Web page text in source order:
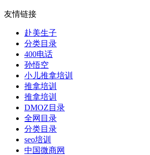
友情链接
赴美生子
分类目录
400电话
孙悟空
小儿推拿培训
推拿培训
推拿培训
DMOZ目录
全网目录
分类目录
seo培训
中国微商网